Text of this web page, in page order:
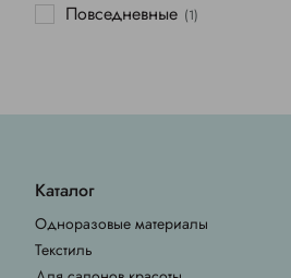
Повседневные (1)
Каталог
Одноразовые материалы
Текстиль